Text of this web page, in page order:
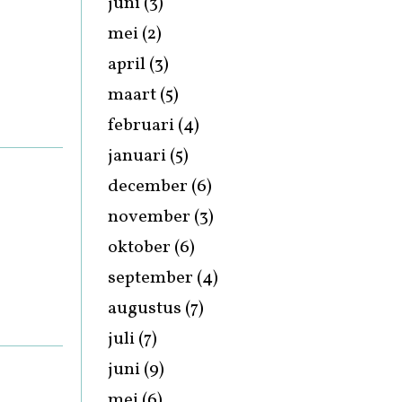
mei(2)
april(3)
maart(5)
februari(4)
januari(5)
december (6)
november (3)
oktober (6)
september (4)
augustus (7)
juli(7)
juni(9)